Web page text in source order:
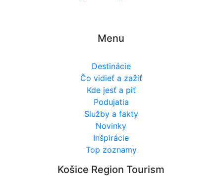
Menu
Destinácie
Čo vidieť a zažiť
Kde jesť a piť
Podujatia
Služby a fakty
Novinky
Inšpirácie
Top zoznamy
Košice Region Tourism